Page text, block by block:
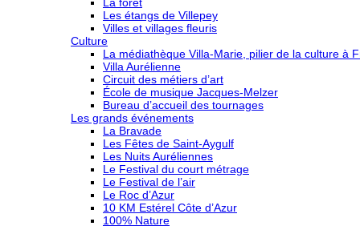
Les étangs de Villepey
Villes et villages fleuris
Culture
La médiathèque Villa-Marie, pilier de la culture à
Villa Aurélienne
Circuit des métiers d’art
École de musique Jacques-Melzer
Bureau d’accueil des tournages
Les grands événements
La Bravade
Les Fêtes de Saint-Aygulf
Les Nuits Auréliennes
Le Festival du court métrage
Le Festival de l’air
Le Roc d’Azur
10 KM Estérel Côte d’Azur
100% Nature